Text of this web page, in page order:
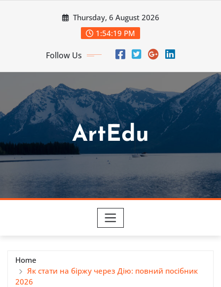
Thursday, 6 August 2026
1:54:20 PM
Follow Us
ArtEdu
Home
Як стати на біржу через Дію: повний посібник
2026